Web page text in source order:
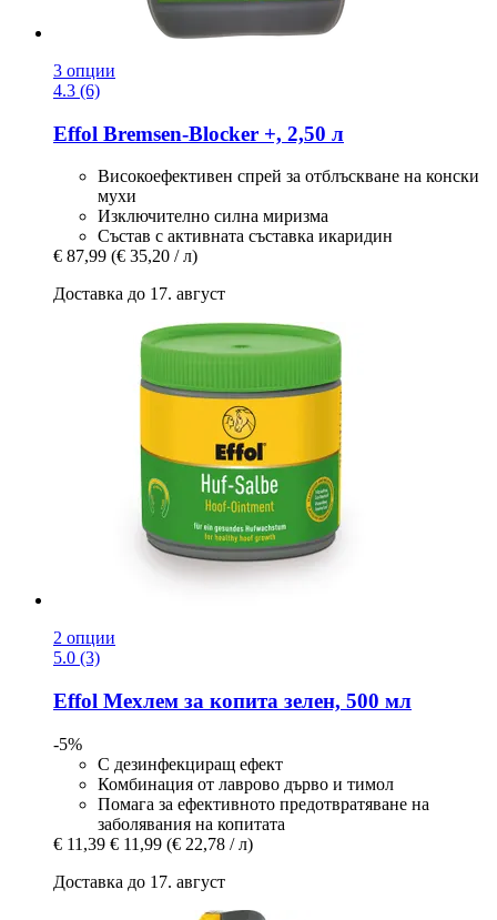
3 опции
4.3 (6)
Effol Bremsen-​Blocker +, 2,50 л
Високоефективен спрей за отблъскване на конски
мухи
Изключително силна миризма
Състав с активната съставка икаридин
€ 87,99 (€ 35,20 / л)
Доставка до 17. август
2 опции
5.0 (3)
Effol Мехлем за копита зелен, 500 мл
-5%
С дезинфекциращ ефект
Комбинация от лаврово дърво и тимол
Помага за ефективното предотвратяване на
заболявания на копитата
€ 11,39 € 11,99 (€ 22,78 / л)
Доставка до 17. август